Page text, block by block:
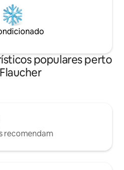
populares perto
recomendam